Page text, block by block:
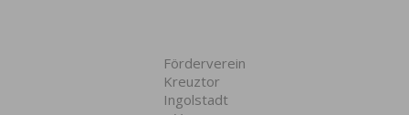
Förderverein
Kreuztor
Ingolstadt